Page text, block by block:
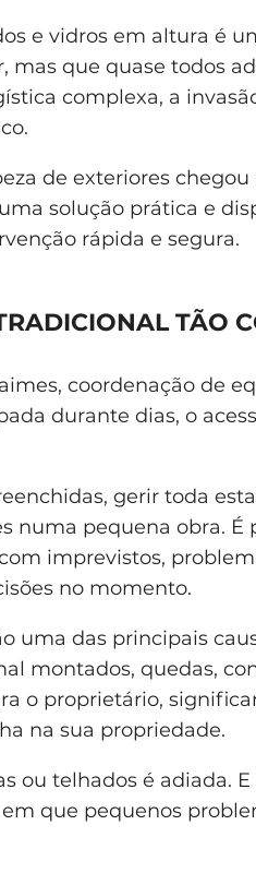
e vidros em altura é
mas que quase todos
complexa, a
de exteriores chegou
solução prática e
rápida e segura.
TÃO
coordenação de
durante dias, o
gerir toda
numa pequena obra. É
imprevistos,
no momento.
uma das principais
montados, quedas,
o proprietário,
na sua propriedade.
ou telhados é adiada.
que pequenos